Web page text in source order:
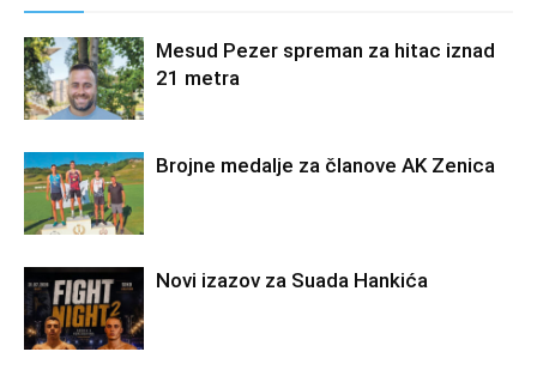
Mesud Pezer spreman za hitac iznad
21 metra
Brojne medalje za članove AK Zenica
Novi izazov za Suada Hankića